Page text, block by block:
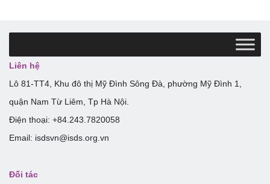
Liên hệ
Lô 81-TT4, Khu đô thị Mỹ Đình Sông Đà, phường Mỹ Đình 1,
quận Nam Từ Liêm, Tp Hà Nội.
Điện thoại: +84.243.7820058
Email: isdsvn@isds.org.vn
Đối tác